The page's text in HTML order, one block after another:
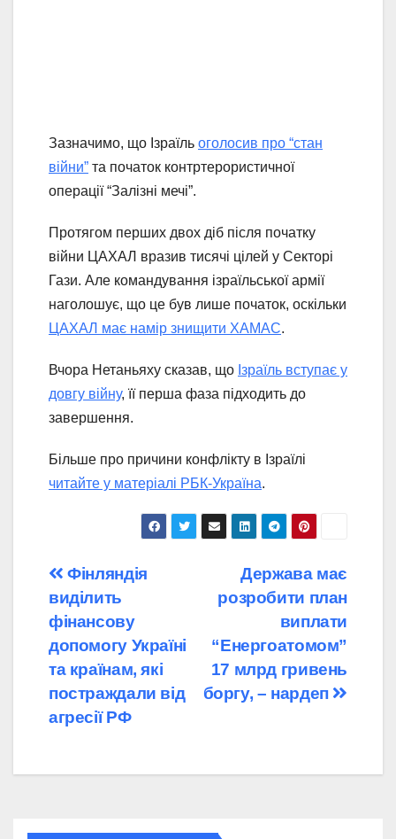
Зазначимо, що Ізраїль оголосив про “стан
війни” та початок контртерористичної
операції “Залізні мечі”.
Протягом перших двох діб після початку
війни ЦАХАЛ вразив тисячі цілей у Секторі
Гази. Але командування ізраїльської армії
наголошує, що це був лише початок, оскільки
ЦАХАЛ має намір знищити ХАМАС.
Вчора Нетаньяху сказав, що Ізраїль вступає у
довгу війну, її перша фаза підходить до
завершення.
Більше про причини конфлікту в Ізраїлі
читайте у матеріалі РБК-Україна.
Навігація
записів
Держава має
розробити план
виплати
“Енергоатомом”
17 млрд гривень
боргу, – нардеп
Фінляндія
виділить
фінансову
допомогу Україні
та країнам, які
постраждали від
агресії РФ